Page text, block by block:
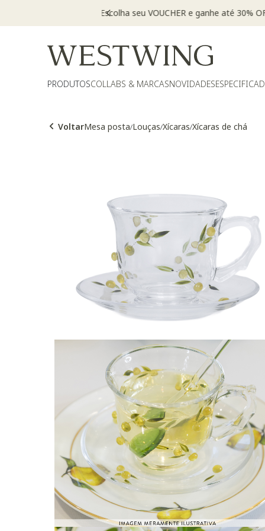
PRODUTOSCOLLABS & MARCASNOVIDADES
VoltarMesa posta/Louças/Xícaras/Xícaras de chá